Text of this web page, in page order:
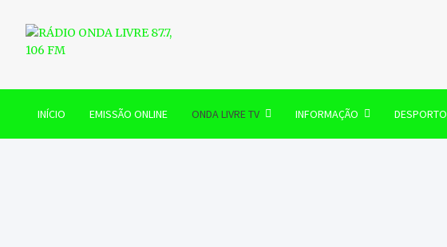
content
RÁDIO ONDA LIVRE 87.7, 106 FM
INÍCIO EMISSÃO ONLINE ONDA LIVRE TV INFORMAÇÃO DESPORTO